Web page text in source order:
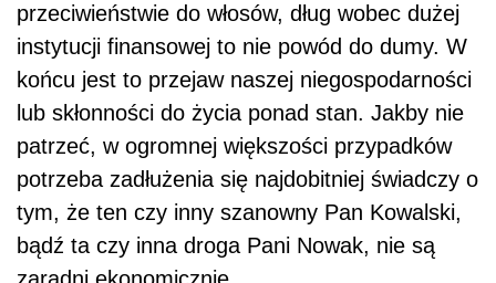
przeciwieństwie do włosów, dług wobec dużej
instytucji finansowej to nie powód do dumy. W
końcu jest to przejaw naszej niegospodarności
lub skłonności do życia ponad stan. Jakby nie
patrzeć, w ogromnej większości przypadków
potrzeba zadłużenia się najdobitniej świadczy o
tym, że ten czy inny szanowny Pan Kowalski,
bądź ta czy inna droga Pani Nowak, nie są